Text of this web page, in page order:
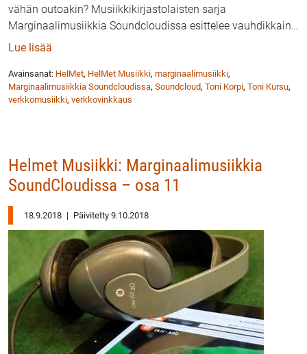
vähän outoakin? Musiikkikirjastolaisten sarja
Marginaalimusiikkia Soundcloudissa esittelee vauhdikkain …
Lue lisää
Avainsanat: HelMet, HelMet Musiikki, marginaalimusiikki,
Marginaalimusiikkia Soundcloudissa, Soundcloud, Toni Korpi, Toni Kursu,
verkkomusiikki, verkkovinkkaus
Helmet Musiikki: Marginaalimusiikkia
SoundCloudissa – osa 11
18.9.2018 | Päivitetty 9.10.2018